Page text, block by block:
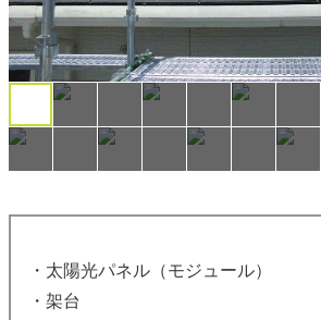
・太陽光パネル（モジュール）
・架台